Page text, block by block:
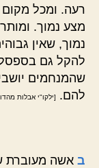
רעה. ומכל
מצע נמוך.
נמוך, שאין
להקל גם בספסל
שהמנחמים
להם.
[ילקו"י אבלות
ב אשה מעוברת